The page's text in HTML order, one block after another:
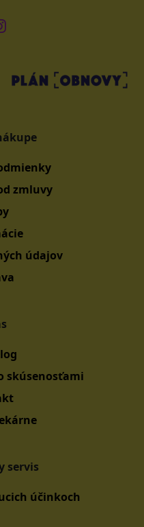
zmluvy
údajov
skúsenosťami
servis
účinkoch